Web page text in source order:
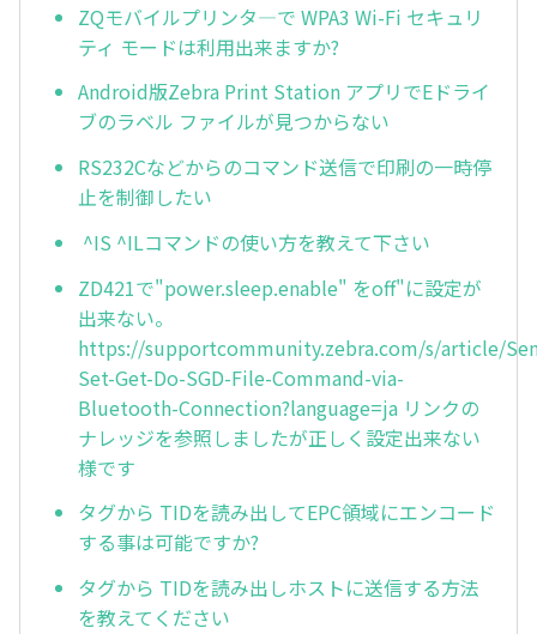
ZQモバイルプリンタ―で WPA3 Wi-Fi セキュリ
ティ モードは利用出来ますか?
Android版Zebra Print Station アプリでEドライ
ブのラベル ファイルが見つからない
RS232Cなどからのコマンド送信で印刷の一時停
止を制御したい
^IS ^ILコマンドの使い方を教えて下さい
ZD421で"power.sleep.enable" をoff"に設定が
出来ない。
https://supportcommunity.zebra.com/s/article/
Set-Get-Do-SGD-File-Command-via-
Bluetooth-Connection?language=ja リンクの
ナレッジを参照しましたが正しく設定出来ない
様です
タグから TIDを読み出してEPC領域にエンコード
する事は可能ですか?
タグから TIDを読み出しホストに送信する方法
を教えてください